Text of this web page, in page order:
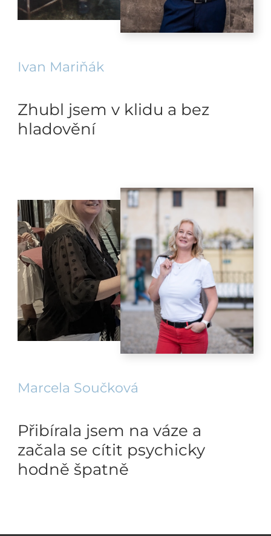
Ivan Mariňák
Zhubl jsem v klidu a bez
hladovění
Marcela Součková
Přibírala jsem na váze a
začala se cítit psychicky
hodně špatně